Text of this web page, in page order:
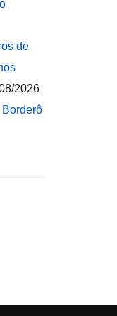
de
2026